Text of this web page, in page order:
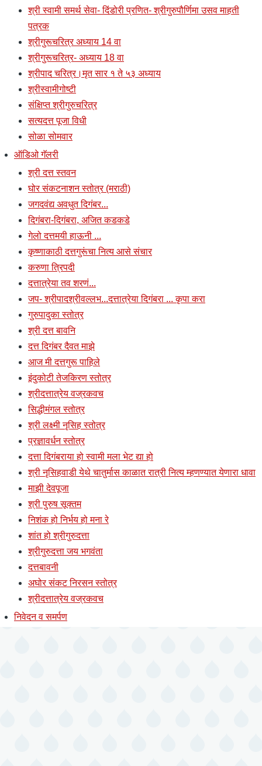
श्री स्वामी समर्थ सेवा- दिंडोरी प्रणित- श्रीगुरुपौर्णिमा उसव माहती
पत्रक
श्रीगुरूचरित्र अध्याय 14 वा
श्रीगुरूचरित्र- अध्याय 18 वा
श्रीपाद चरित्र।मृत सार १ ते ५३ अध्याय
श्रीस्वामीगोष्टी
संक्षिप्त श्रीगुरुचरित्र
सत्यदत्त पूजा विधी
सोळा सोमवार
ऑडिओ गॅलरी
श्री दत्त स्तवन
घोर संकटनाशन स्तोत्र (मराठी)
जगदवंद्य अवधुत दिगंबर...
दिगंबरा-दिगंबरा, अजित कडकडे
गेलो दत्तमयी हाऊनी ...
कृष्णाकाठी दत्तगुरूंचा नित्य आसे संचार
करुणा त्रिपदी
दत्तात्रेया तव शरणं...
जप- श्रीपादश्रीवल्लभ...दत्तात्रेया दिगंबरा ... कृपा करा
गुरुपादुका स्तोत्र
श्री दत्त बावनि
दत्त दिगंबर दैवत माझे
आज मी दत्तगुरू पाहिले
इंदुकोटी तेजकिरण स्तोत्र
श्रीदत्तात्रेय वज्रकवच
सिद्धीमंगल स्तोत्र
श्री लक्ष्मी नृसिह स्तोत्र
प्रज्ञावर्धन स्तोत्र
दत्ता दिगंबराया हो स्वामी मला भेट द्या हो
श्री नृसिहवाडी येथे चातुर्मास काळात रात्री नित्य म्हणण्यात येणारा धावा
माझी देवपूजा
श्री पुरुष सूक्तम
निशंक हो निर्भय हो मना रे
शांत हो श्रीगुरुदत्ता
श्रीगुरुदत्ता जय भगवंता
दत्तबावनी
अघोर संकट निरसन स्तोत्र
श्रीदत्तात्रेय वज्रकवच
निवेदन व समर्पण